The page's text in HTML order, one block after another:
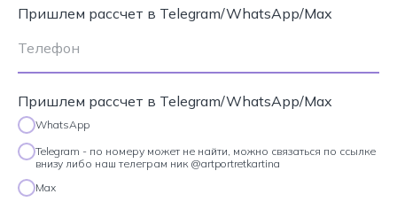
Пришлем рассчет в Telegram/WhatsApp/Max
Пришлем рассчет в Telegram/WhatsApp/Max
WhatsApp
Telegram - по номеру может не найти, можно связаться по ссылке
внизу либо наш телеграм ник @artportretkartina
Max